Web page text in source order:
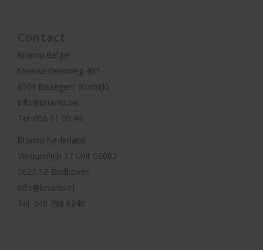
Contact
Brianto België
Meensesteenweg 407
8501 Bissegem (Kortrijk)
info@brianto.be
Tel. 056 11 09 49
Brianto Nederland
Verdunplein 17 Unit G6002
5627 SZ Eindhoven
info@brianto.nl
Tel. 040 798 8240